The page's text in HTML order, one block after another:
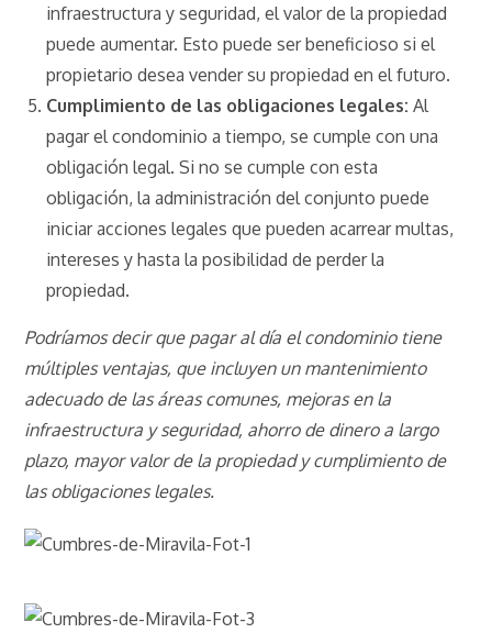
infraestructura y seguridad, el valor de la propiedad
puede aumentar. Esto puede ser beneficioso si el
propietario desea vender su propiedad en el futuro.
Cumplimiento de las obligaciones legales: Al
pagar el condominio a tiempo, se cumple con una
obligación legal. Si no se cumple con esta
obligación, la administración del conjunto puede
iniciar acciones legales que pueden acarrear multas,
intereses y hasta la posibilidad de perder la
propiedad.
Podríamos decir que pagar al día el condominio tiene
múltiples ventajas, que incluyen un mantenimiento
adecuado de las áreas comunes, mejoras en la
infraestructura y seguridad, ahorro de dinero a largo
plazo, mayor valor de la propiedad y cumplimiento de
las obligaciones legales.